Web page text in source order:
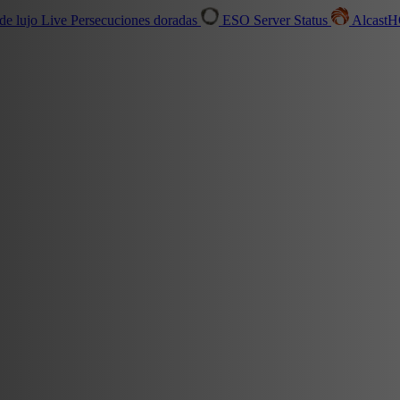
lujo Live Persecuciones doradas ESO Server Status